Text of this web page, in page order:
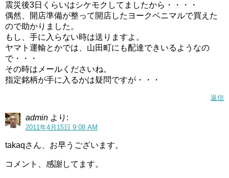
震災後3日くらいはシケモクしてましたから・・・・
偶然、開店準備が整って開店したヨークベニマルで買えた
ので助かりました。
もし、手に入らない時は送りますよ。
ヤマト運輸とかでは、山田町にも配達できいるようなの
で・・・
その時はメールくださいね。
指定銘柄が手に入るかは疑問ですが・・・
返信
admin より:
2011年4月15日 9:08 AM
takaqさん、お早うございます。
コメント、感謝してます。